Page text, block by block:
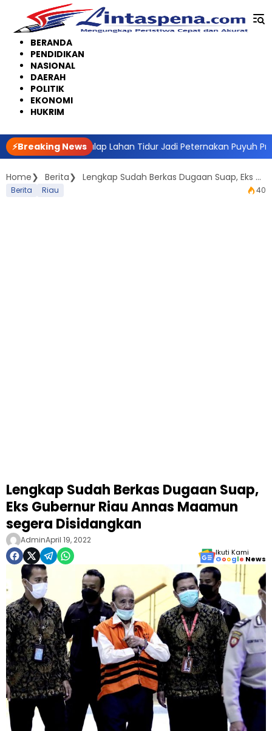
konten
BERANDA
PENDIDIKAN
NASIONAL
DAERAH
POLITIK
EKONOMI
HUKRIM
⚡Breaking News
Sulap Lahan Tidur Jadi Peternakan Puyuh Produktif
Home Berita Lengkap Sudah Berkas Dugaan Suap, Eks Gubernur Riau Annas Maamun segera Disidangkan
Berita Riau 40
Lengkap Sudah Berkas Dugaan Suap,
Eks Gubernur Riau Annas Maamun
segera Disidangkan
AdminApril 19, 2022
Ikuti Kami
Google News